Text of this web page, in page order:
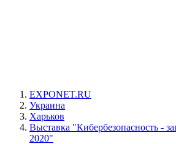
EXPONET.RU
Украина
Харьков
Выставка "Кибербезопасность -
2020"